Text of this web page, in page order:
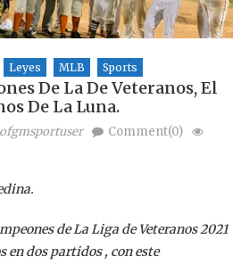
Leyes MLB Sports
De La De Veteranos, El
De La Luna.
Comment(0)
de La Liga de Veteranos 2021
en dos partidos , con este